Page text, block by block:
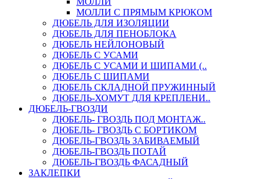
МОЛЛИ С ПРЯМЫМ КРЮКОМ
ДЮБЕЛЬ ДЛЯ ИЗОЛЯЦИИ
ДЮБЕЛЬ ДЛЯ ПЕНОБЛОКА
ДЮБЕЛЬ НЕЙЛОНОВЫЙ
ДЮБЕЛЬ С УСАМИ
ДЮБЕЛЬ С УСАМИ И ШИПАМИ (..
ДЮБЕЛЬ С ШИПАМИ
ДЮБЕЛЬ СКЛАДНОЙ ПРУЖИННЫЙ
ДЮБЕЛЬ-ХОМУТ ДЛЯ КРЕПЛЕНИ..
ДЮБЕЛЬ-ГВОЗДИ
ДЮБЕЛЬ- ГВОЗДЬ ПОД МОНТАЖ..
ДЮБЕЛЬ- ГВОЗДЬ С БОРТИКОМ
ДЮБЕЛЬ-ГВОЗДЬ ЗАБИВАЕМЫЙ
ДЮБЕЛЬ-ГВОЗДЬ ПОТАЙ
ДЮБЕЛЬ-ГВОЗДЬ ФАСАДНЫЙ
ЗАКЛЕПКИ